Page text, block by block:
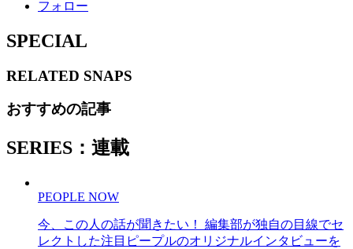
フォロー
SPECIAL
RELATED SNAPS
おすすめの記事
SERIES：連載
PEOPLE NOW
今、この人の話が聞きたい！ 編集部が独自の目線でセ
レクトした注目ピープルのオリジナルインタビューを